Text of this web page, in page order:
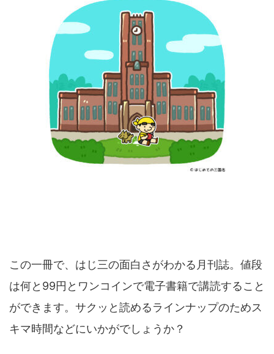
この一冊で、はじ三の面白さがわかる月刊誌。値段
は何と99円とワンコインで電子書籍で講読すること
ができます。サクッと読めるラインナップのためス
キマ時間などにいかがでしょうか？